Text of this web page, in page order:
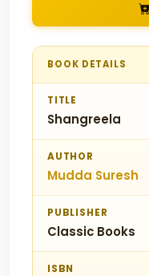
BOOK DETAILS
TITLE
Shangreela
AUTHOR
Mudda Suresh
PUBLISHER
Classic Books
ISBN